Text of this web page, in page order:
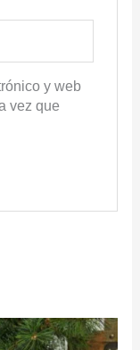
y web
vez que
Rango
de
Este
producto